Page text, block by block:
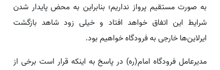
به صورت مستقیم پرواز نداریم؛ بنابراین به محض پایدار شدن
شرایط این اتفاق خواهد افتاد و خیلی زود شاهد بازگشت
ایرلاین‌ها خارجی به فرودگاه خواهیم بود.
مدیرعامل فرودگاه امام(ره) در پاسخ به اینکه قرار است برخی از